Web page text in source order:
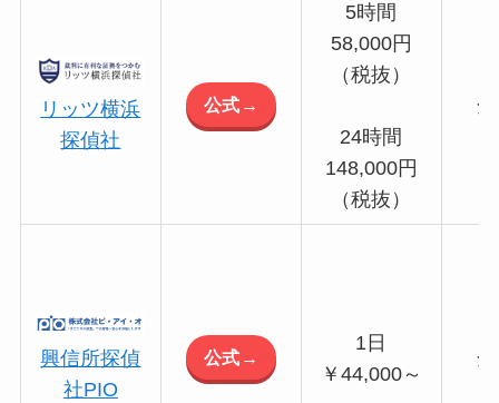
リッツ横浜
探偵社
公式→
5時間
58,000円
（税抜）
24時間
148,000円
（税抜）
興信所探偵
社PIO
公式→
1日
￥44,000～